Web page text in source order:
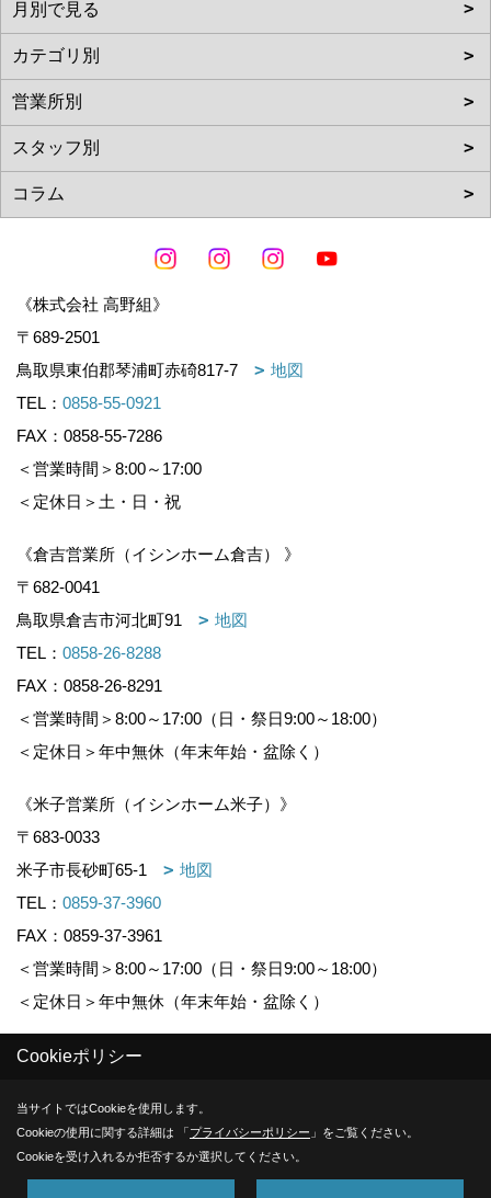
《株式会社 高野組》
〒689-2501
鳥取県東伯郡琴浦町赤碕817-7
地図
TEL： 0858-55-0921
FAX：0858-55-7286
＜営業時間＞8:00～17:00
＜定休日＞土・日・祝
《倉吉営業所（イシンホーム倉吉） 》
〒682-0041
鳥取県倉吉市河北町91
地図
TEL： 0858-26-8288
FAX：0858-26-8291
＜営業時間＞8:00～17:00（日・祭日9:00～18:00）
＜定休日＞年中無休（年末年始・盆除く）
《米子営業所（イシンホーム米子）》
〒683-0033
米子市長砂町65-1
地図
TEL： 0859-37-3960
FAX：0859-37-3961
＜営業時間＞8:00～17:00（日・祭日9:00～18:00）
＜定休日＞年中無休（年末年始・盆除く）
Produced byゴデスクリエイト
Cookieポリシー
当サイトではCookieを使用します。
Cookieの使用に関する詳細は 「プライバシーポリシー 」をご覧ください。
Cookieを受け入れるか拒否するか選択してください。